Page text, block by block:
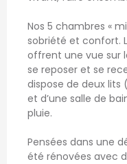
Nos 5 chambres «
sobriété et confort.
offrent une vue sur
se reposer et se
dispose de deux lits
et d’une salle de
pluie.
Pensées dans une
été rénovées avec